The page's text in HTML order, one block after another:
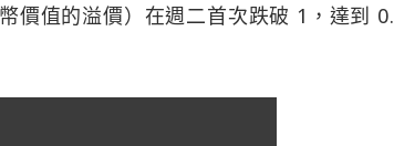
值的溢價）在週二首次跌破 1，達到 0.